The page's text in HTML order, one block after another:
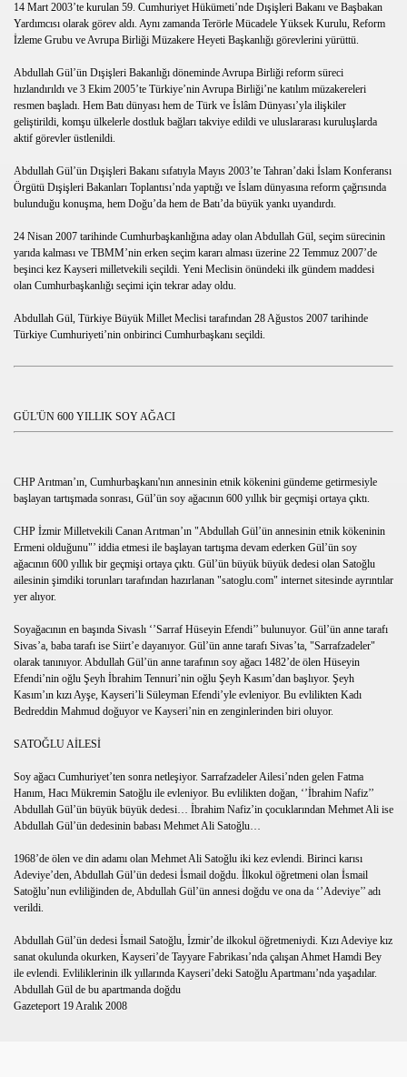
14 Mart 2003’te kurulan 59. Cumhuriyet Hükümeti’nde Dışişleri Bakanı ve Başbakan
Yardımcısı olarak görev aldı. Aynı zamanda Terörle Mücadele Yüksek Kurulu, Reform
İzleme Grubu ve Avrupa Birliği Müzakere Heyeti Başkanlığı görevlerini yürüttü.
Abdullah Gül’ün Dışişleri Bakanlığı döneminde Avrupa Birliği reform süreci
hızlandırıldı ve 3 Ekim 2005’te Türkiye’nin Avrupa Birliği’ne katılım müzakereleri
resmen başladı. Hem Batı dünyası hem de Türk ve İslâm Dünyası’yla ilişkiler
geliştirildi, komşu ülkelerle dostluk bağları takviye edildi ve uluslararası kuruluşlarda
aktif görevler üstlenildi.
Abdullah Gül’ün Dışişleri Bakanı sıfatıyla Mayıs 2003’te Tahran’daki İslam Konferansı
Örgütü Dışişleri Bakanları Toplantısı’nda yaptığı ve İslam dünyasına reform çağrısında
bulunduğu konuşma, hem Doğu’da hem de Batı’da büyük yankı uyandırdı.
24 Nisan 2007 tarihinde Cumhurbaşkanlığına aday olan Abdullah Gül, seçim sürecinin
yarıda kalması ve TBMM’nin erken seçim kararı alması üzerine 22 Temmuz 2007’de
beşinci kez Kayseri milletvekili seçildi. Yeni Meclisin önündeki ilk gündem maddesi
olan Cumhurbaşkanlığı seçimi için tekrar aday oldu.
Abdullah Gül, Türkiye Büyük Millet Meclisi tarafından 28 Ağustos 2007 tarihinde
Türkiye Cumhuriyeti’nin onbirinci Cumhurbaşkanı seçildi.
GÜL'ÜN 600 YILLIK SOY AĞACI
CHP Arıtman’ın, Cumhurbaşkanı'nın annesinin etnik kökenini gündeme getirmesiyle
başlayan tartışmada sonrası, Gül’ün soy ağacının 600 yıllık bir geçmişi ortaya çıktı.
CHP İzmir Milletvekili Canan Arıtman’ın "Abdullah Gül’ün annesinin etnik kökeninin
Ermeni olduğunu"’ iddia etmesi ile başlayan tartışma devam ederken Gül’ün soy
ağacının 600 yıllık bir geçmişi ortaya çıktı. Gül’ün büyük büyük dedesi olan Satoğlu
ailesinin şimdiki torunları tarafından hazırlanan "satoglu.com" internet sitesinde ayrıntılar
yer alıyor.
Soyağacının en başında Sivaslı ‘’Sarraf Hüseyin Efendi’’ bulunuyor. Gül’ün anne tarafı
Sivas’a, baba tarafı ise Siirt’e dayanıyor. Gül’ün anne tarafı Sivas’ta, "Sarrafzadeler"
olarak tanınıyor. Abdullah Gül’ün anne tarafının soy ağacı 1482’de ölen Hüseyin
Efendi’nin oğlu Şeyh İbrahim Tennuri’nin oğlu Şeyh Kasım’dan başlıyor. Şeyh
Kasım’ın kızı Ayşe, Kayseri’li Süleyman Efendi’yle evleniyor. Bu evlilikten Kadı
Bedreddin Mahmud doğuyor ve Kayseri’nin en zenginlerinden biri oluyor.
SATOĞLU AİLESİ
Soy ağacı Cumhuriyet’ten sonra netleşiyor. Sarrafzadeler Ailesi’nden gelen Fatma
Hanım, Hacı Mükremin Satoğlu ile evleniyor. Bu evlilikten doğan, ‘’İbrahim Nafiz’’
Abdullah Gül’ün büyük büyük dedesi… İbrahim Nafiz’in çocuklarından Mehmet Ali ise
Abdullah Gül’ün dedesinin babası Mehmet Ali Satoğlu…
1968’de ölen ve din adamı olan Mehmet Ali Satoğlu iki kez evlendi. Birinci karısı
Adeviye’den, Abdullah Gül’ün dedesi İsmail doğdu. İlkokul öğretmeni olan İsmail
Satoğlu’nun evliliğinden de, Abdullah Gül’ün annesi doğdu ve ona da ‘’Adeviye’’ adı
verildi.
Abdullah Gül’ün dedesi İsmail Satoğlu, İzmir’de ilkokul öğretmeniydi. Kızı Adeviye kız
sanat okulunda okurken, Kayseri’de Tayyare Fabrikası’nda çalışan Ahmet Hamdi Bey
ile evlendi. Evliliklerinin ilk yıllarında Kayseri’deki Satoğlu Apartmanı’nda yaşadılar.
Abdullah Gül de bu apartmanda doğdu
Gazeteport 19 Aralık 2008
Ortalama,Tr.gg
sorgulama
tarifleri,et
tarifleri,et
tarifi,yemek tarifleri,et
tarifi,yemek tarifleri,et
tarifi,yemek tarifleri,et
tarifleri,et
tarifleri,et
tarifi,yemek tarifleri,et
tarifi,yemek tarifleri,et
tarifleri,et
tarifleri,et